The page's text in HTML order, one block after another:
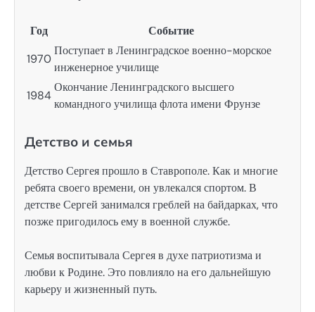
Год
Событие
1970
Поступает в Ленинградское военно-морское
инженерное училище
1984
Окончание Ленинградского высшего
командного училища флота имени Фрунзе
Детство и семья
Детство Сергея прошло в Ставрополе. Как и многие
ребята своего времени, он увлекался спортом. В
детстве Сергей занимался греблей на байдарках, что
позже пригодилось ему в военной службе.
Семья воспитывала Сергея в духе патриотизма и
любви к Родине. Это повлияло на его дальнейшую
карьеру и жизненный путь.